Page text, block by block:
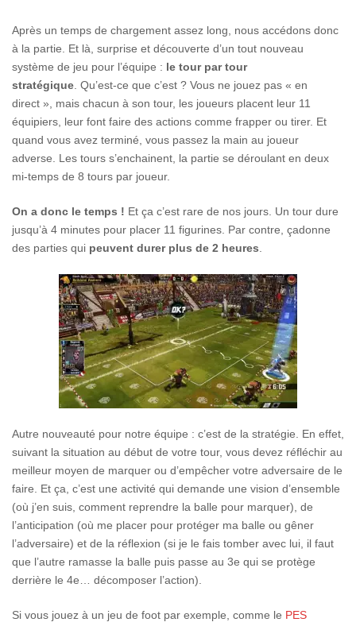
Après un temps de chargement assez long, nous accédons donc
à la partie. Et là, surprise et découverte d’un tout nouveau
système de jeu pour l’équipe : le tour par tour
stratégique . Qu’est-ce que c’est ? Vous ne jouez pas « en
direct », mais chacun à son tour, les joueurs placent leur 11
équipiers, leur font faire des actions comme frapper ou tirer. Et
quand vous avez terminé, vous passez la main au joueur
adverse. Les tours s’enchainent, la partie se déroulant en deux
mi-temps de 8 tours par joueur.
On a donc le temps ! Et ça c’est rare de nos jours. Un tour dure
jusqu’à 4 minutes pour placer 11 figurines. Par contre, çadonne
des parties qui peuvent durer plus de 2 heures
Autre nouveauté pour notre équipe : c’est de la stratégie. En effet,
suivant la situation au début de votre tour, vous devez réfléchir au
meilleur moyen de marquer ou d’empêcher votre adversaire de le
faire. Et ça, c’est une activité qui demande une vision d’ensemble
(où j’en suis, comment reprendre la balle pour marquer), de
l’anticipation (où me placer pour protéger ma balle ou gêner
l’adversaire) et de la réflexion (si je le fais tomber avec lui, il faut
que l’autre ramasse la balle puis passe au 3e qui se protège
derrière le 4e… décomposer l’action).
Si vous jouez à un jeu de foot par exemple, comme le PES